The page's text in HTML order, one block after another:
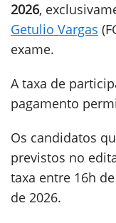
2026,
Getulio Vargas
exame.
A taxa de
pagamento
Os candidatos
previstos no
taxa entre 16h
de 2026.